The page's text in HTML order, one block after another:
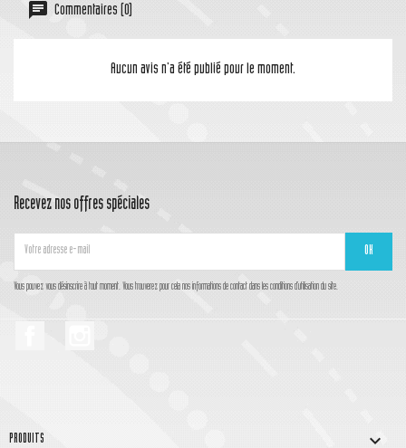
Commentaires (0)
Aucun avis n'a été publié pour le moment.
Recevez nos offres spéciales
Vous pouvez vous désinscrire à tout moment. Vous trouverez pour cela nos informations de contact dans les conditions d'utilisation du site.
PRODUITS 